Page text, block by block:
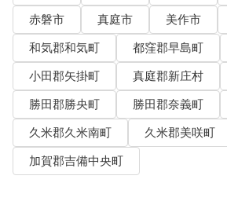
赤磐市
真庭市 美作市
和気郡和気町
都窪郡早島町
小田郡矢掛町
真庭郡新庄村
勝田郡勝央町
勝田郡奈義町
久米郡久米南町
久米郡美咲町
加賀郡吉備中央町